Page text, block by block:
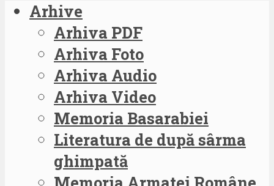
Arhive
Arhiva PDF
Arhiva Foto
Arhiva Audio
Arhiva Video
Memoria Basarabiei
Literatura de după sârma
ghimpată